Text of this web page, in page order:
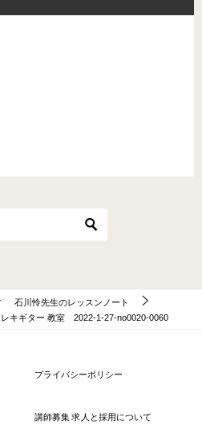
石川怜先生のレッスンノート
レキギター 教室 2022-1-27-no0020-0060
プライバシーポリシー
講師募集 求人と採用について